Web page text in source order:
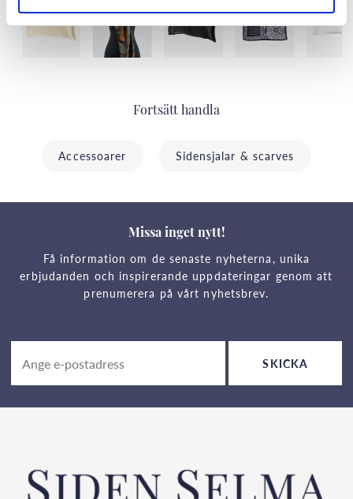
Fortsätt handla
Accessoarer Sidensjalar & scarves
Missa inget nytt!
Få information om de senaste nyheterna, unika
erbjudanden och inspirerande uppdateringar genom att
prenumerera på vårt nyhetsbrev.
SKICKA